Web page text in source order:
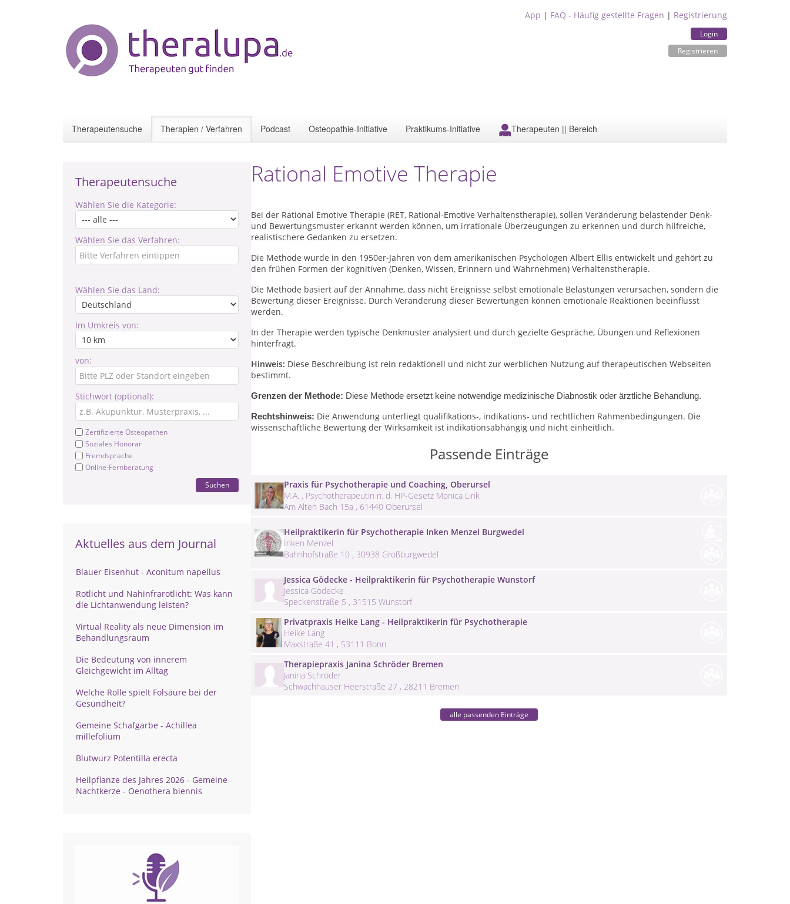
App | FAQ - Häufig gestellte Fragen | Registrierung
Login
Registrieren
Therapeutensuche Therapien / Verfahren Podcast Osteopathie-Initiative Praktikums-Initiative Therapeuten || Bereich
Therapeutensuche
Wählen Sie die Kategorie:
Wählen Sie das Verfahren:
Wählen Sie das Land:
Im Umkreis von:
von:
Stichwort (optional):
Zertifizierte Osteopathen
Soziales Honorar
Fremdsprache
Online-Fernberatung
Suchen
Aktuelles aus dem Journal
Blauer Eisenhut - Aconitum napellus
Rotlicht und Nahinfrarotlicht: Was kann
die Lichtanwendung leisten?
Virtual Reality als neue Dimension im
Behandlungsraum
Die Bedeutung von innerem
Gleichgewicht im Alltag
Welche Rolle spielt Folsäure bei der
Gesundheit?
Gemeine Schafgarbe - Achillea
millefolium
Blutwurz Potentilla erecta
Heilpflanze des Jahres 2026 - Gemeine
Nachtkerze - Oenothera biennis
Rational Emotive Therapie
Bei der Rational Emotive Therapie (RET, Rational-Emotive Verhaltenstherapie), sollen Veränderung belastender Denk-
und Bewertungsmuster erkannt werden können, um irrationale Überzeugungen zu erkennen und durch hilfreiche,
realistischere Gedanken zu ersetzen.
Die Methode wurde in den 1950er-Jahren von dem amerikanischen Psychologen Albert Ellis entwickelt und gehört zu
den frühen Formen der kognitiven (Denken, Wissen, Erinnern und Wahrnehmen) Verhaltenstherapie.
Die Methode basiert auf der Annahme, dass nicht Ereignisse selbst emotionale Belastungen verursachen, sondern die
Bewertung dieser Ereignisse. Durch Veränderung dieser Bewertungen können emotionale Reaktionen beeinflusst
werden.
In der Therapie werden typische Denkmuster analysiert und durch gezielte Gespräche, Übungen und Reflexionen
hinterfragt.
Hinweis: Diese Beschreibung ist rein redaktionell und nicht zur werblichen Nutzung auf therapeutischen Webseiten
bestimmt.
Grenzen der Methode: Diese Methode ersetzt keine notwendige medizinische Diabnostik oder ärztliche Behandlung.
Rechtshinweis: Die Anwendung unterliegt qualifikations-, indikations- und rechtlichen Rahmenbedingungen. Die
wissenschaftliche Bewertung der Wirksamkeit ist indikationsabhängig und nicht einheitlich.
Passende Einträge
Praxis für Psychotherapie und Coaching, Oberursel
M.A. , Psychotherapeutin n. d. HP-Gesetz Monica Link
Am Alten Bach 15a , 61440 Oberursel
Heilpraktikerin für Psychotherapie Inken Menzel Burgwedel
Inken Menzel
Bahnhofstraße 10 , 30938 Großburgwedel
Jessica Gödecke - Heilpraktikerin für Psychotherapie Wunstorf
Jessica Gödecke
Speckenstraße 5 , 31515 Wunstorf
Privatpraxis Heike Lang - Heilpraktikerin für Psychotherapie
Heike Lang
Maxstraße 41 , 53111 Bonn
Therapiepraxis Janina Schröder Bremen
Janina Schröder
Schwachhauser Heerstraße 27 , 28211 Bremen
alle passenden Einträge